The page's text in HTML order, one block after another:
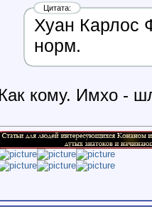
Цитата:
Хуан Карлос
норм.
Как кому. Имхо -